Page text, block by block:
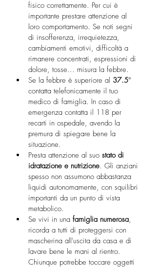
fisico correttamente. Per cui è
importante prestare attenzione al
loro comportamento. Se noti segni
di insofferenza, irrequietezza,
cambiamenti emotivi, difficoltà a
rimanere concentrati, espressioni di
dolore, tosse... misura la febbre.
Se la febbre è superiore al 37.5°
contatta telefonicamente il tuo
medico di famiglia. In caso di
emergenza contatta il 118 per
recarti in ospedale, avendo la
premura di spiegare bene la
situazione.
Presta attenzione al suo stato di
idratazione e nutrizione. Gli anziani
spesso non assumono abbastanza
liquidi autonomamente, con squilibri
importanti da un punto di vista
metabolico.
Se vivi in una famiglia numerosa,
ricorda a tutti di proteggersi con
mascherina all'uscita da casa e di
lavare bene le mani al rientro.
Chiunque potrebbe toccare oggetti